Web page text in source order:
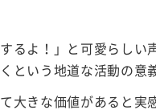
るよ！」と可愛らしい
という地道な活動の意
大きな価値があると実